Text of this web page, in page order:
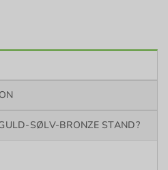
SØLV-BRONZE STAND?